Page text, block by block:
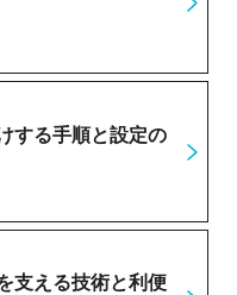
する手順と設定の
支える技術と利便